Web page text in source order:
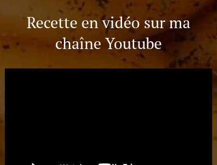
Recette en vidéo sur ma
chaîne Youtube